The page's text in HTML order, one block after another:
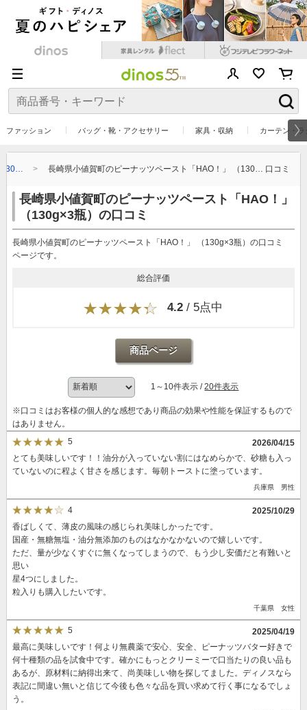
ファッション バッグ・靴・アクセサリー 家具・収納 カーテン・
130… 長崎県小値賀町のピーナッツペースト「HAO！」 （130… 口コミ
長崎県小値賀町のピーナッツペースト「HAO！」
（130g×3瓶）の口コミ
長崎県小値賀町のピーナッツペースト「HAO！」 （130g×3瓶）の口コミ
ページです。
総合評価
4.2 / 5点中
商品ページ
1～10件表示 /20件表示
※口コミはお客様の個人的な感想であり商品の効果や性能を保証するもので
はありません。
5
2026/04/15
とても美味しいです！！油分が入っていない割にはなめらかで、砂糖も入っ
ていないのに程よく甘さを感じます。毎朝トーストに塗っています。
兵庫県 男性
4
2025/10/29
香ばしくて、薄皮の風味の感じられ美味しかったです。
国産・無糖無塩・油分無添加のものはなかなかないので嬉しいです。
ただ、量が少なくすぐに無くなってしまうので、もう少し安価だと有難いと
思い
星4つにしました。
粒入りも購入したいです。
千葉県 女性
5
2025/04/19
最高に美味しいです！何より無農薬で安心、安全、ピーナッツバター好きで
何十種類の品を試食中です。確かにもっとクリーミーで口当たりの良い品も
あるが、原材料に納得出来て、尚美味しい物を探してました。ディノスなら
表記に間違い無いと信じて今後も色々な品を買い求めて行く事になるでしょ
う。